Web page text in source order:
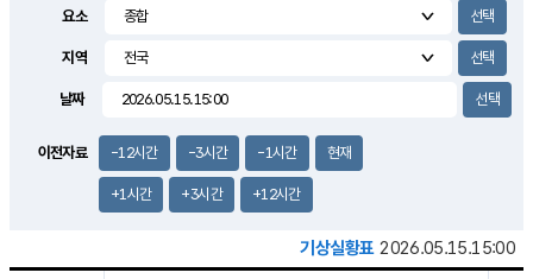
3.3m/s
요소
지역
날짜
이전자료 -12시간 -3시간 -1시간 현재
+1시간 +3시간 +12시간
기상실황표 2026.05.15.15:00